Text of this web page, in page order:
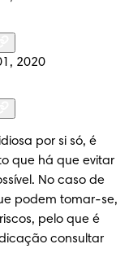
2020
por si só, é
que há que evitar
No caso de
podem tomar-se,
pelo que é
consultar